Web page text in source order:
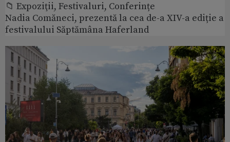
📁 Expoziţii, Festivaluri, Conferințe
Nadia Comăneci, prezentă la cea de-a XIV-a ediție a
festivalului Săptămâna Haferland